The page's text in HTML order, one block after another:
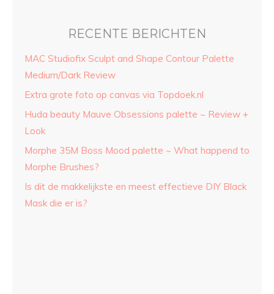
RECENTE BERICHTEN
MAC Studiofix Sculpt and Shape Contour Palette
Medium/Dark Review
Extra grote foto op canvas via Topdoek.nl
Huda beauty Mauve Obsessions palette ~ Review +
Look
Morphe 35M Boss Mood palette ~ What happend to
Morphe Brushes?
Is dit de makkelijkste en meest effectieve DIY Black
Mask die er is?